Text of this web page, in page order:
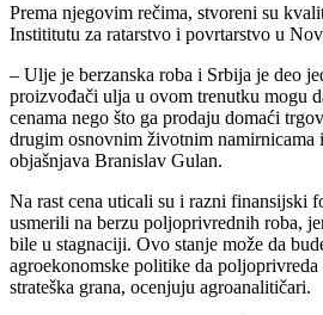
Prema njegovim rečima, stvoreni su
Instititutu za ratarstvo i povrtarstvo u
– Ulje je berzanska roba i Srbija je deo
proizvođači ulja u ovom trenutku mogu
cenama nego što ga prodaju domaći
drugim osnovnim životnim namirnicama
objašnjava Branislav Gulan.
Na rast cena uticali su i razni finansijski
usmerili na berzu poljoprivrednih roba,
bile u stagnaciji. Ovo stanje može da
agroekonomske politike da poljoprivreda
strateška grana, ocenjuju agroanalitičari.